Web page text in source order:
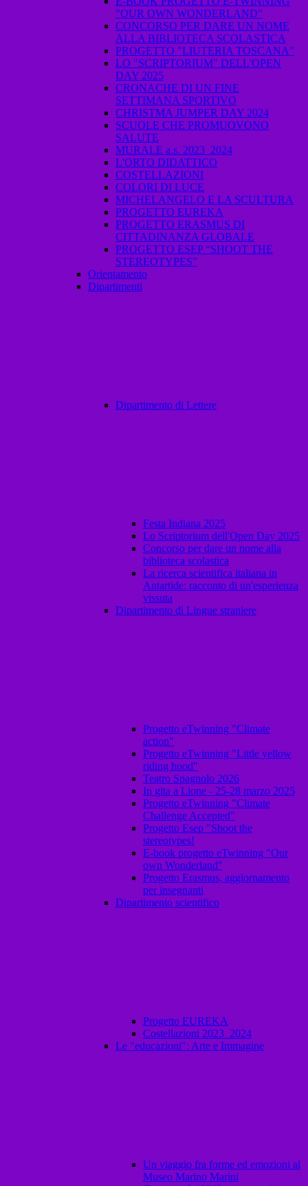
"OUR OWN WONDERLAND"
CONCORSO PER DARE UN NOME
ALLA BIBLIOTECA SCOLASTICA
PROGETTO "LIUTERIA TOSCANA"
LO "SCRIPTORIUM" DELL'OPEN
DAY 2025
CRONACHE DI UN FINE
SETTIMANA SPORTIVO
CHRISTMA JUMPER DAY 2024
SCUOLE CHE PROMUOVONO
SALUTE
MURALE a.s. 2023_2024
L'ORTO DIDATTICO
COSTELLAZIONI
COLORI DI LUCE
MICHELANGELO E LA SCULTURA
PROGETTO EUREKA
PROGETTO ERASMUS DI
CITTADINANZA GLOBALE
PROGETTO ESEP “SHOOT THE
STEREOTYPES”
Orientamento
Dipartimenti
Dipartimento di Lettere
Festa Indiana 2025
Lo Scriptorium dell'Open Day 2025
Concorso per dare un nome alla
biblioteca scolastica
La ricerca scientifica italiana in
Antartide: racconto di un'esperienza
vissuta
Dipartimento di Lingue straniere
Progetto eTwinning "Climate
action"
Progetto eTwinning "Little yellow
riding hood"
Teatro Spagnolo 2026
In gita a Lione - 25-28 marzo 2025
Progetto eTwinning "Climate
Challenge Accepted"
Progetto Esep "Shoot the
stereotypes!
E-book progetto eTwinning "Our
own Wonderland"
Progetto Erasmus, aggiornamento
per insegnanti
Dipartimento scientifico
Progetto EUREKA
Costellazioni 2023_2024
Le "educazioni": Arte e Immagine
Un viaggio fra forme ed emozioni al
Museo Marino Marini